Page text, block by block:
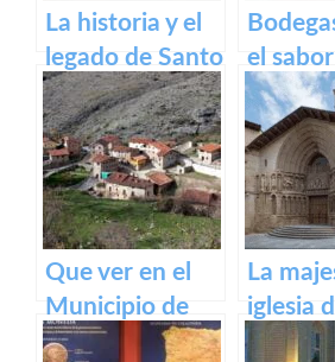
La historia y el
legado de Santo
Domingo de la
Calzada
el
vinos
Que ver en el
Municipio de
Gallinero de
La
iglesia